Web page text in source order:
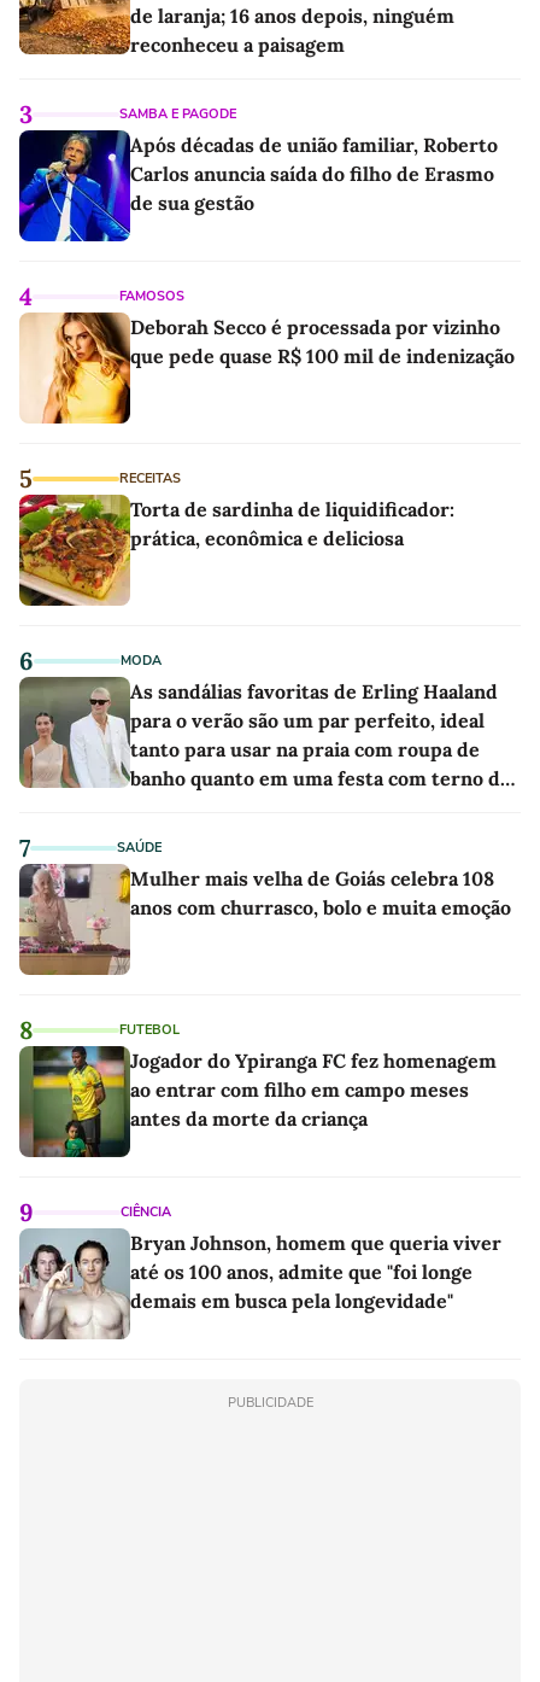
de laranja; 16 anos depois, ninguém
reconheceu a paisagem
3 SAMBA E PAGODE
Após décadas de união familiar, Roberto
Carlos anuncia saída do filho de Erasmo
de sua gestão
4 FAMOSOS
Deborah Secco é processada por vizinho
que pede quase R$ 100 mil de indenização
5 RECEITAS
Torta de sardinha de liquidificador:
prática, econômica e deliciosa
6 MODA
As sandálias favoritas de Erling Haaland
para o verão são um par perfeito, ideal
tanto para usar na praia com roupa de
banho quanto em uma festa com terno de
7 SAÚDE
Mulher mais velha de Goiás celebra 108
anos com churrasco, bolo e muita emoção
8 FUTEBOL
Jogador do Ypiranga FC fez homenagem
ao entrar com filho em campo meses
antes da morte da criança
9 CIÊNCIA
Bryan Johnson, homem que queria viver
até os 100 anos, admite que "foi longe
demais em busca pela longevidade"
PUBLICIDADE